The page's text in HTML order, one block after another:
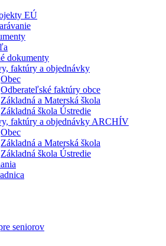
EÚ
dokumenty
faktúry a objednávky
Obec
Odberateľské faktúry obce
Základná a Materská škola
Základná škola Ústredie
faktúry a objednávky ARCHÍV
Obec
Základná a Materská škola
Základná škola Ústredie
seniorov